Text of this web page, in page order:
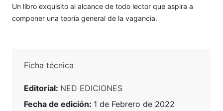
Un libro exquisito al alcance de todo lector que aspira a
componer una teoría general de la vagancia.
Ficha técnica
Editorial: NED EDICIONES
Fecha de edición: 1 de Febrero de 2022